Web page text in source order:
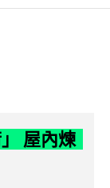
屋內煉